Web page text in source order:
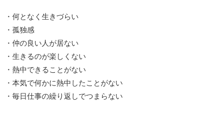
・何となく生きづらい
・孤独感
・仲の良い人が居ない
・生きるのが楽しくない
・熱中できることがない
・本気で何かに熱中したことがない
・毎日仕事の繰り返しでつまらない